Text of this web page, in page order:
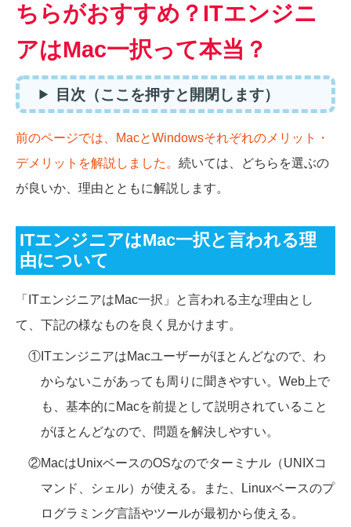
ちらがおすすめ？ITエンジニ
アはMac一択って本当？
目次（ここを押すと開閉します）
前のページでは、MacとWindowsそれぞれのメリット・
デメリットを解説しました。 続いては、どちらを選ぶの
が良いか、理由とともに解説します。
ITエンジニアはMac一択と言われる理
由について
「ITエンジニアはMac一択」と言われる主な理由とし
て、下記の様なものを良く見かけます。
①ITエンジニアはMacユーザーがほとんどなので、わ
からないこがあっても周りに聞きやすい。Web上で
も、基本的にMacを前提として説明されていること
がほとんどなので、問題を解決しやすい。
②MacはUnixベースのOSなのでターミナル（UNIXコ
マンド、シェル）が使える。また、Linuxベースのプ
ログラミング言語やツールが最初から使える。